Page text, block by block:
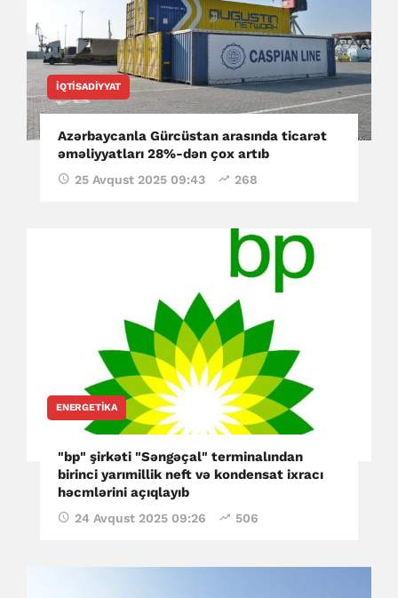
İQTISADIYYAT
Azərbaycanla Gürcüstan arasında ticarət
əməliyyatları 28%-dən çox artıb
25 Avqust 2025 09:43 268
ENERGETIKA
"bp" şirkəti "Səngəçal" terminalından
birinci yarımillik neft və kondensat ixracı
həcmlərini açıqlayıb
24 Avqust 2025 09:26 506